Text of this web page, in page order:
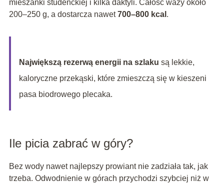
mieszanki studenckiej i kilka daktyli. Całość waży około
200–250 g, a dostarcza nawet700–800 kcal .
Największą rezerwą energii na szlaku są lekkie,
kaloryczne przekąski, które zmieszczą się w kieszeni
pasa biodrowego plecaka.
Ile picia zabrać w góry?
Bez wody nawet najlepszy prowiant nie zadziała tak, jak
trzeba. Odwodnienie w górach przychodzi szybciej niż w